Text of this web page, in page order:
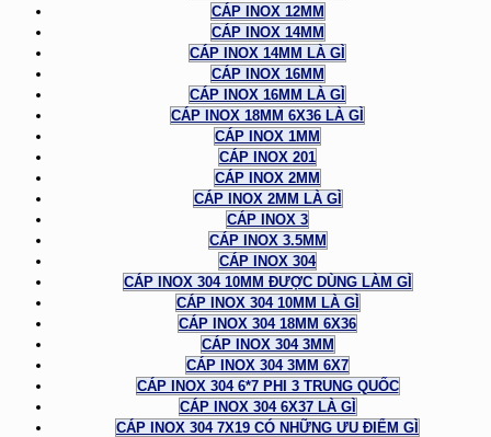
CÁP INOX 12MM
CÁP INOX 14MM
CÁP INOX 14MM LÀ GÌ
CÁP INOX 16MM
CÁP INOX 16MM LÀ GÌ
CÁP INOX 18MM 6X36 LÀ GÌ
CÁP INOX 1MM
CÁP INOX 201
CÁP INOX 2MM
CÁP INOX 2MM LÀ GÌ
CÁP INOX 3
CÁP INOX 3.5MM
CÁP INOX 304
CÁP INOX 304 10MM ĐƯỢC DÙNG LÀM GÌ
CÁP INOX 304 10MM LÀ GÌ
CÁP INOX 304 18MM 6X36
CÁP INOX 304 3MM
CÁP INOX 304 3MM 6X7
CÁP INOX 304 6*7 PHI 3 TRUNG QUỐC
CÁP INOX 304 6X37 LÀ GÌ
CÁP INOX 304 7X19 CÓ NHỮNG ƯU ĐIỂM GÌ